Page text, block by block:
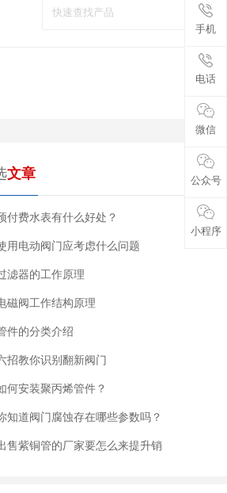
文章
付费水表有什么好处？
用电动阀门应考虑什么问题
滤器的工作原理
磁阀工作结构原理
件的分类介绍
招教你识别翻新阀门
何安装聚丙烯管件？
知道阀门腐蚀存在哪些参数吗？
售紫铜管的厂家要怎么来提升销
手机
电话
微信
公众号
小程序